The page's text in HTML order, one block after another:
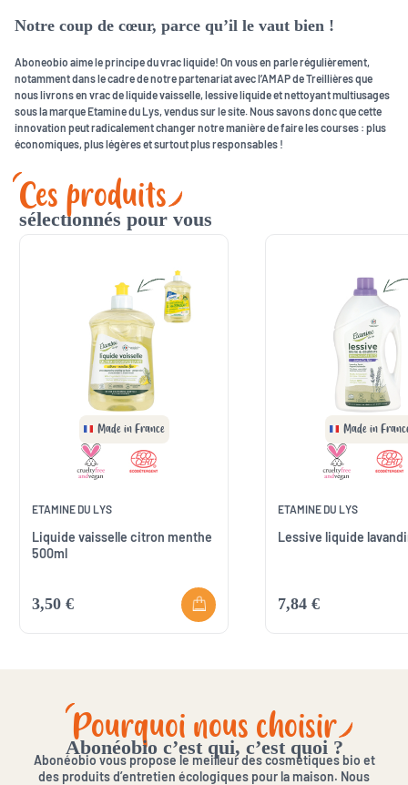
Notre coup de cœur, parce qu’il le vaut bien !
Aboneobio aime le principe du vrac liquide! On vous en parle régulièrement,
notamment dans le cadre de notre partenariat avec l’AMAP de Treillières que
nous livrons en vrac de liquide vaisselle, lessive liquide et nettoyant multiusages
sous la marque Etamine du Lys, vendus sur le site. Nous savons donc que cette
innovation peut radicalement changer notre manière de faire les courses : plus
économiques, plus légères et surtout plus responsables !
Ces produits
sélectionnés pour vous
Made in France
ETAMINE DU LYS
Liquide vaisselle citron menthe
500ml
3,50 €
Made in
ETAMINE DU LYS
Lessive liquide
7,84 €
Pourquoi nous choisir
Abonéobio c’est qui, c’est quoi ?
Abonéobio vous propose le meilleur des cosmétiques bio et
des produits d’entretien écologiques pour la maison. Nous